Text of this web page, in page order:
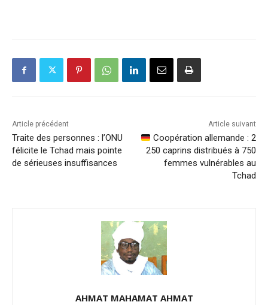
Article précédent
Traite des personnes : l’ONU
félicite le Tchad mais pointe
de sérieuses insuffisances
Article suivant
Coopération allemande : 2
250 caprins distribués à 750
femmes vulnérables au
Tchad
AHMAT MAHAMAT AHMAT